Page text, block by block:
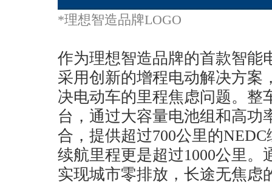
*理想智造品牌LOGO
作为理想智造品牌的首款智能
采用创新的增程电动解决方案
决电动车的里程焦虑问题。整
台，通过大容量电池组和高功
合，提供超过700公里的
续航里程更是超过1000公里。
实现城市零排放， 长途无焦虑